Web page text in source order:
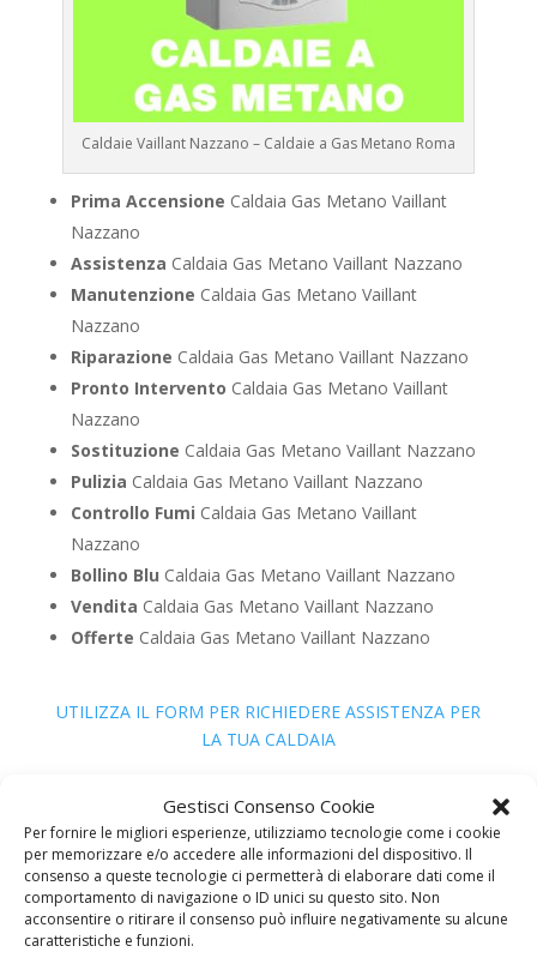
Gestisci Consenso Cookie
Per fornire le migliori esperienze, utilizziamo tecnologie come i cookie
per memorizzare e/o accedere alle informazioni del dispositivo. Il
consenso a queste tecnologie ci permetterà di elaborare dati come il
comportamento di navigazione o ID unici su questo sito. Non
acconsentire o ritirare il consenso può influire negativamente su alcune
caratteristiche e funzioni.
Caldaie Vaillant Nazzano – Caldaie a Gas Metano Roma
Prima Accensione Caldaia Gas Metano Vaillant
Nazzano
Assistenza Caldaia Gas Metano Vaillant Nazzano
Manutenzione Caldaia Gas Metano Vaillant
Nazzano
Riparazione Caldaia Gas Metano Vaillant Nazzano
Pronto Intervento Caldaia Gas Metano Vaillant
Nazzano
Sostituzione Caldaia Gas Metano Vaillant Nazzano
Pulizia Caldaia Gas Metano Vaillant Nazzano
Controllo Fumi Caldaia Gas Metano Vaillant
Nazzano
Bollino Blu Caldaia Gas Metano Vaillant Nazzano
Vendita Caldaia Gas Metano Vaillant Nazzano
Offerte Caldaia Gas Metano Vaillant Nazzano
UTILIZZA IL FORM PER RICHIEDERE ASSISTENZA PER
LA TUA CALDAIA
Vaillant